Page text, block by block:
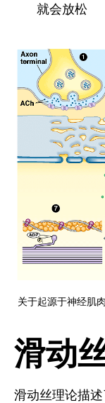
就会放松
关于起源于神经肌
滑动
滑动丝理论描